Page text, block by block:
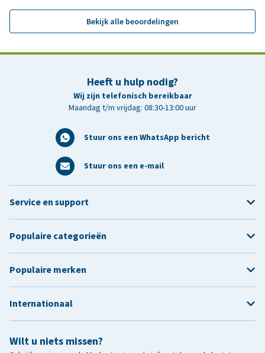
Bekijk alle beoordelingen
Heeft u hulp nodig?
Wij zijn telefonisch bereikbaar
Maandag t/m vrijdag: 08:30-13:00 uur
Stuur ons een WhatsApp bericht
Stuur ons een e-mail
Wilt u niets missen?
Service en support
Populaire categorieën
Populaire merken
Internationaal